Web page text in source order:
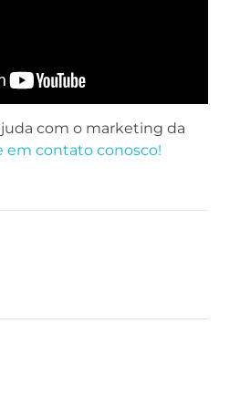
com o marketing da
em contato conosco!